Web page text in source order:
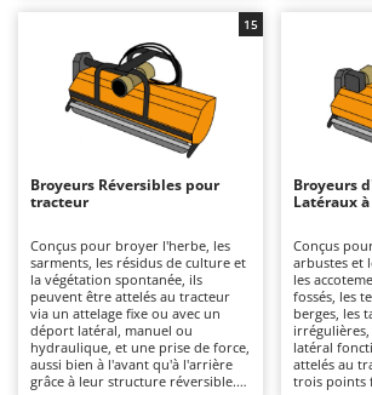
Bancs de scie pour le bois - Scies à
Barbecues
Bennes pour tracteur
Brosses pour sols extérieurs
Brouettes à moteur
Broyeurs à axe horizontal pour
Butteurs pour tracteur
C
Chargeurs de batterie -
Charrues pour tracteur
Ardes
Argo
Ariete
Attila
Ausonia
Awelco
B
Baesso
Bahco
taille, grâce à des largeurs de
travail et des structures
disponibles en différentes
robustesses. Un large choix de
séries légères, moyennes et
lourdes permet d'adapter la
machine à la puissance du tracteur
(de 20 à 80 CV selon le modèle) et
au type de travail. Ces machines
peuvent être équipées de
systèmes de broyage à couteaux
et les résidus tendres, ou de
marteaux dentés si nécessaire,
pour broyer la végétation plus
résistante, les sarments et les
matériaux ligneux. L'entretien
prévoit des inspections fréquentes
avec lubrification des pièces
mobiles (cardans, roulements,
articulations et axes), contrôle de
rangées
tracteur via
points fixe
latéral,
et une
rend
vignobles,
cultures en
utilisations
moyenne à
des
comprise
surtout,
hydraulique
30 l/min.
différentes
pour
Broyeurs Réversibles pour
tracteur
Conçus pour broyer l'herbe, les
sarments, les résidus de culture et
la végétation spontanée, ils
peuvent être attelés au tracteur
via un attelage fixe ou avec un
déport latéral, manuel ou
hydraulique, et une prise de force,
aussi bien à l'avant qu'à l'arrière
grâce à leur structure réversible.
15
Broyeurs
Latéraux
Conçus
arbustes et
les
fossés, les
berges, les
latéral
attelés au
trois points